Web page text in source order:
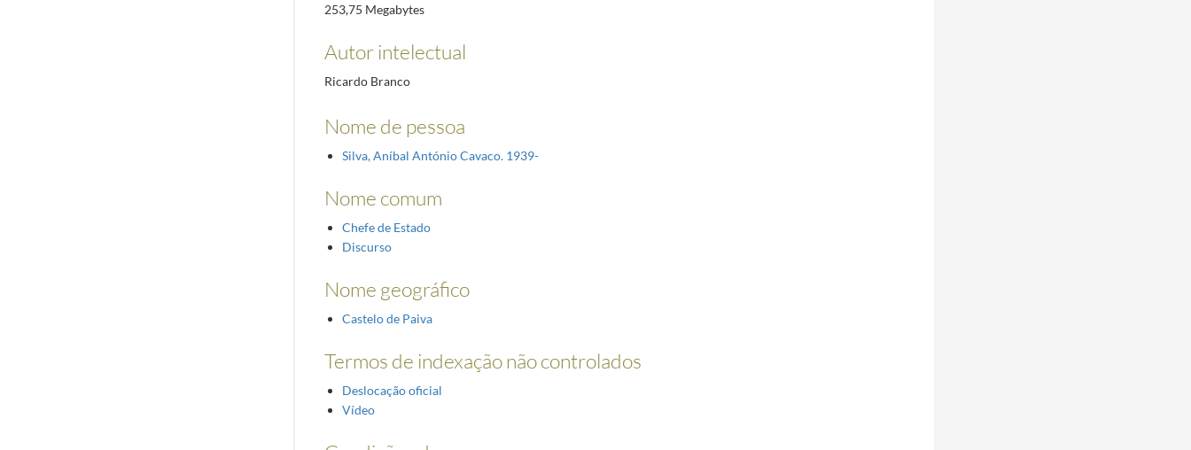
253,75 Megabytes
Autor intelectual
Ricardo Branco
Nome de pessoa
Silva, Aníbal António Cavaco. 1939-
Nome comum
Chefe de Estado
Discurso
Nome geográfico
Castelo de Paiva
Termos de indexação não controlados
Deslocação oficial
Vídeo